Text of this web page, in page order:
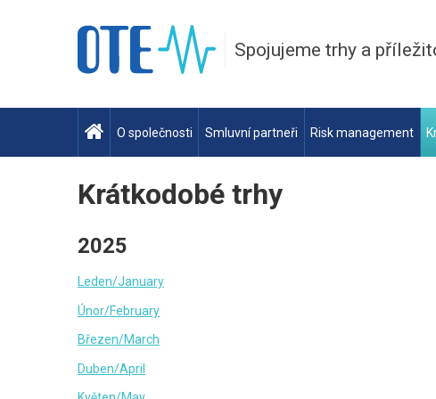
Spojujeme trhy a
O společnosti Smluvní partneři Risk management
Krátkodobé trhy
2025
Leden/January
Únor/February
Březen/March
Duben/April